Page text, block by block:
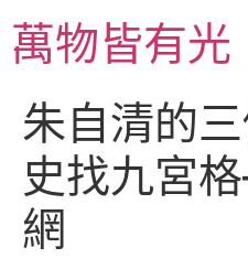
主萬物皆有光
朱自清的
史找九宮
網